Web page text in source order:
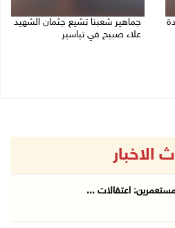
جماهير شعبنا تشيع جثمان الشهيد
علاء صبيح في تياسير
الاخبار
اعتقالات ...